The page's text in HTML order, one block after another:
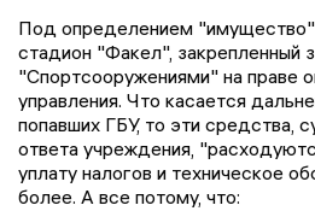
Под определением
стадион "Факел", закрепленный
"Спортсооружениями" на праве
управления. Что касается
попавших ГБУ, то эти средства,
ответа учреждения,
уплату налогов и техническое
более. А все потому, что: